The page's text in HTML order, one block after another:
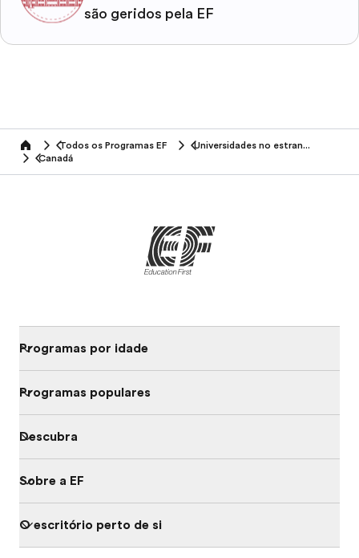
são geridos pela EF
home Todos os Programas EF
Universidades no estrangeiro
Canadá
Programas por idade
Programas populares
Descubra
Sobre a EF
O escritório perto de si